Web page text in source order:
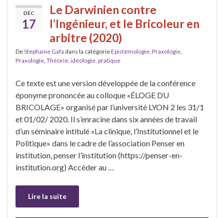
DÉC
17
Le Darwinien contre
l’Ingénieur, et le Bricoleur en
arbitre (2020)
DeStephanie Gafa dans la catégorieEpistémologie Praxologie
Praxologie Théorie, idéologie, pratique
Ce texte est une version développée de la conférence
éponyme prononcée au colloque «ÉLOGE DU
BRICOLAGE» organisé par l’université LYON 2 les 31/1
et 01/02/ 2020. Il s’enracine dans six années de travail
d’un séminaire intitulé «La clinique, l’Institutionnel et le
Politique» dans le cadre de l’association Penser en
institution, penser l’institution (https://penser-en-
institution.org) Accéder au …
Lire la suite